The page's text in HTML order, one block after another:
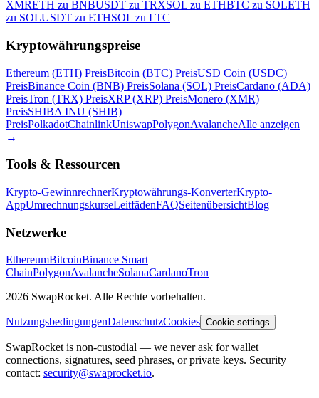
XMRETH zu BNBUSDT zu TRXSOL zu ETHBTC zu SOLETH
zu SOLUSDT zu ETHSOL zu LTC
Kryptowährungspreise
Ethereum (ETH) PreisBitcoin (BTC) PreisUSD Coin (USDC)
PreisBinance Coin (BNB) PreisSolana (SOL) PreisCardano (ADA)
PreisTron (TRX) PreisXRP (XRP) PreisMonero (XMR)
PreisSHIBA INU (SHIB)
PreisPolkadotChainlinkUniswapPolygonAvalancheAlle anzeigen
→
Tools & Ressourcen
Krypto-GewinnrechnerKryptowährungs-KonverterKrypto-
AppUmrechnungskurseLeitfädenFAQSeitenübersichtBlog
Netzwerke
EthereumBitcoinBinance Smart
ChainPolygonAvalancheSolanaCardanoTron
2026 SwapRocket. Alle Rechte vorbehalten.
NutzungsbedingungenDatenschutzCookies Cookie settings
SwapRocket is non-custodial — we never ask for wallet
connections, signatures, seed phrases, or private keys. Security
contact: security@swaprocket.io.